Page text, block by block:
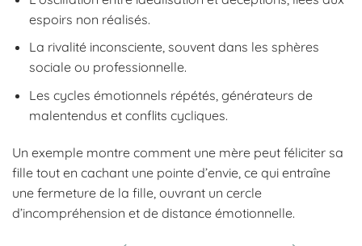
espoirs non réalisés.
La rivalité inconsciente, souvent dans les sphères
sociale ou professionnelle.
Les cycles émotionnels répétés, générateurs de
malentendus et conflits cycliques.
Un exemple montre comment une mère peut féliciter sa
fille tout en cachant une pointe d’envie, ce qui entraîne
une fermeture de la fille, ouvrant un cercle
d’incompréhension et de distance émotionnelle.